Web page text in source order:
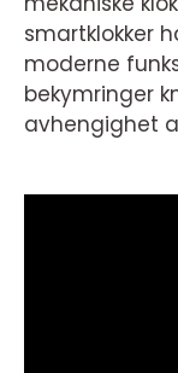
smartklokker
moderne
bekymringer
avhengighet